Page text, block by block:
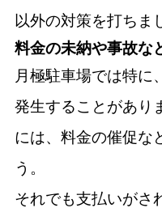
以外の対策を打ちま
料金の未納や事故な
月極駐車場では特に
発生することがあり
には、料金の催促な
う。
それでも支払いがさ